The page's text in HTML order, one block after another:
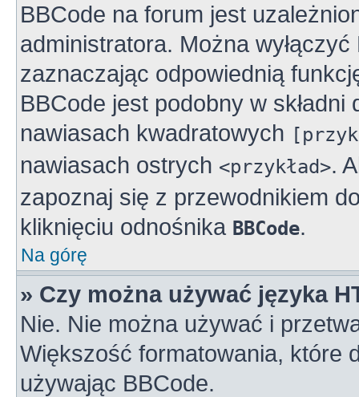
BBCode na forum jest
administratora. Można
zaznaczając odpowiednią
BBCode jest podobny w
nawiasach kwadratowych
nawiasach ostrych <przykład>.
zapoznaj się z przewodnikiem
kliknięciu odnośnika BBCode.
Na górę
» Czy można używać języka
Nie. Nie można używać i
Większość formatowania, które
używając BBCode.